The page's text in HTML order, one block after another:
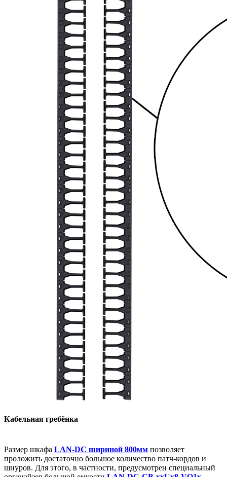
Кабельная гребёнка
Размер шкафа LAN-DC шириной 800мм позволяет
проложить достаточно большое количество патч-кордов и
шнуров. Для этого, в частности, предусмотрен специальный